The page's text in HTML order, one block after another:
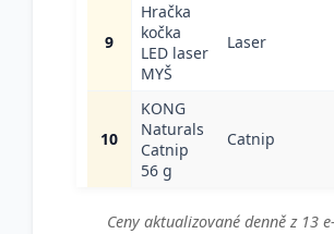
9
Hračka
kočka
LED laser
MYŠ
Laser
10
KONG
Naturals
Catnip
56 g
Catnip
Ceny aktualizované denně z 13